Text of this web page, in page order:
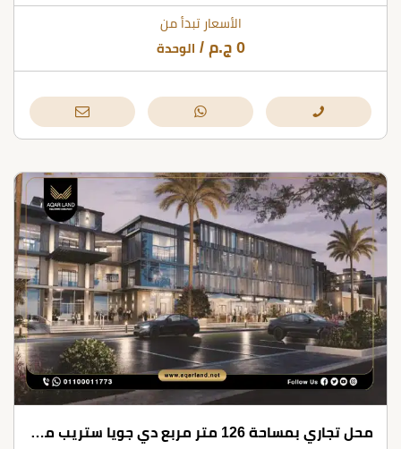
الأسعار تبدأ من
0 ج.م / الوحدة
محل تجاري بمساحة 126 متر مربع دي جويا ستريب مول العاصمة الإدارية